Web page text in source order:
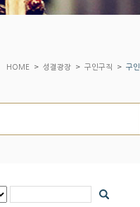
HOME > 성결광장 > 구인구직 > 구인